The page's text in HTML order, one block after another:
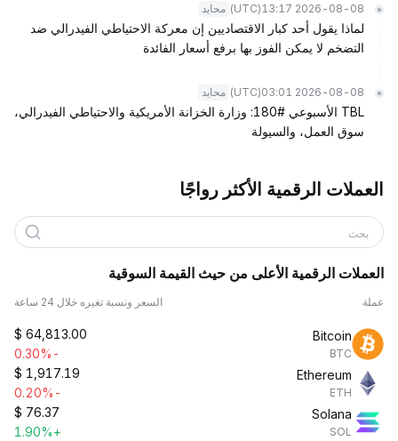
2026-08-08 13:17
(UTC) محايد
لماذا يقول أحد كبار الاقتصاديين إن معركة الاحتياطي الفيدرالي ضد
التضخم لا يمكن الفوز بها برفع أسعار الفائدة
2026-08-08 03:01
(UTC) محايد
TBL الأسبوعي #180: وزارة الخزانة الأمريكية والاحتياطي الفيدرالي،
سوق العمل، والسيولة
العملات الرقمية الأكثر رواجًا
بحث
العملات الرقمية الأعلى من حيث القيمة السوقية
عملة السعر ونسبة تغيره خلال 24 ساعة
Bitcoin
BTC
$ 64,813.00
-0.30%
Ethereum
ETH
$ 1,917.19
-0.20%
Solana
SOL
$ 76.37
+1.90%